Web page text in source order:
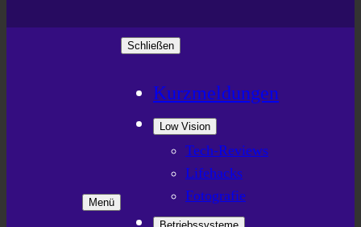
Menü
Schließen
Kurzmeldungen
Low Vision
Tech-Reviews
Lifehacks
Fotografie